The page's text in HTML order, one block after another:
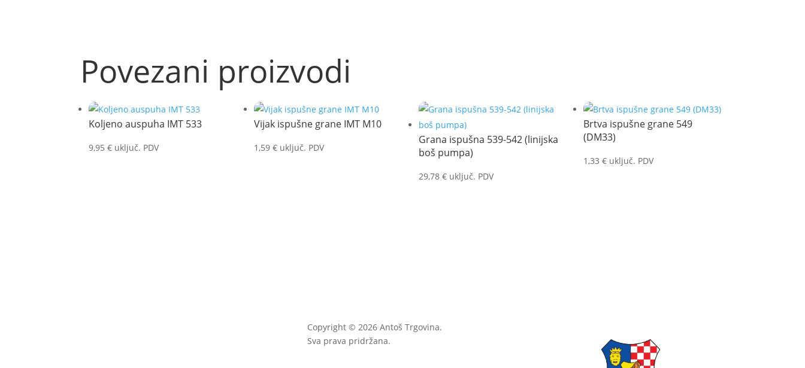
Povezani proizvodi
Koljeno auspuha IMT 533
9,95€ uključ. PDV
Vijak ispušne grane IMT M10
1,59 € uključ. PDV
Grana ispušna 539-542 (linijska
boš pumpa)
29,78€ uključ. PDV
Brtva ispušne grane 549
(DM33)
1,33€ uključ. PDV
Copyright © 2026 Antoš Trgovina.
Sva prava pridržana.